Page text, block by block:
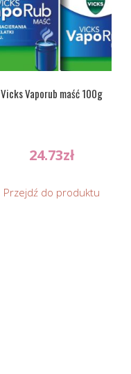
Vicks Vaporub maść 100g
24.73zł
Przejdź do produktu